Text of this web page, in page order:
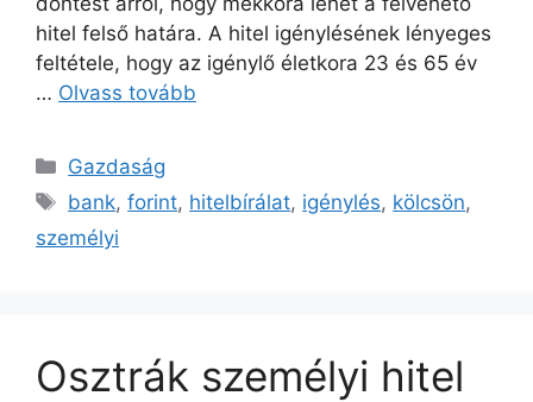
hitel felső határa. A hitel igénylésének lényeges
feltétele, hogy az igénylő életkora 23 és 65 év
… Olvass tovább
Kategória
Gazdaság
Címkék
bank,forint, hitelbírálat, igénylés, kölcsön,
személyi
Osztrák személyi hitel